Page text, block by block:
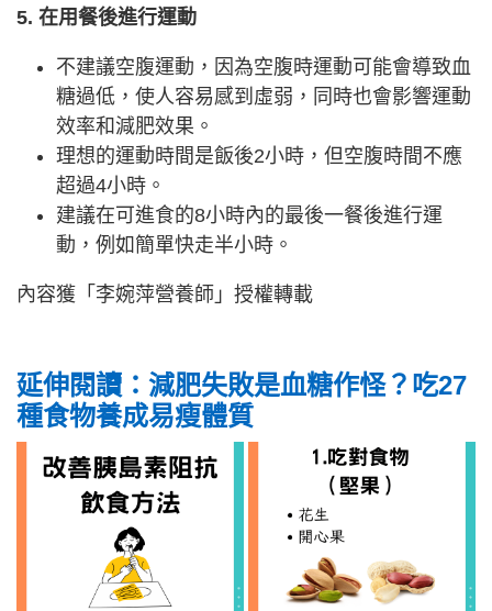
5. 在用餐後進行運動
不建議空腹運動，因為空腹時運動可能會導致血
糖過低，使人容易感到虛弱，同時也會影響運動
效率和減肥效果。
理想的運動時間是飯後2小時，但空腹時間不應
超過4小時。
建議在可進食的8小時內的最後一餐後進行運
動，例如簡單快走半小時。
內容獲「李婉萍營養師」授權轉載
延伸閱讀：減肥失敗是血糖作怪？吃27
種食物養成易瘦體質